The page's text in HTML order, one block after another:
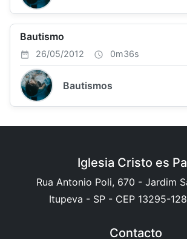
Bautismo
26/05/2012 0m36s
Bautismos
Iglesia Cristo es
Rua Antonio Poli, 670 - Jardim
Itupeva - SP - CEP 13295-
Contacto